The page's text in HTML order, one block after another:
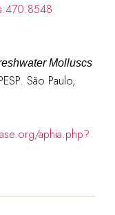
Molluscs
São Paulo,
aphia.php?